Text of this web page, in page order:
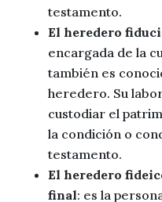
testamento.
El heredero
encargada de la
también es
heredero. Su
custodiar el
la condición o
testamento.
El heredero
final: es la